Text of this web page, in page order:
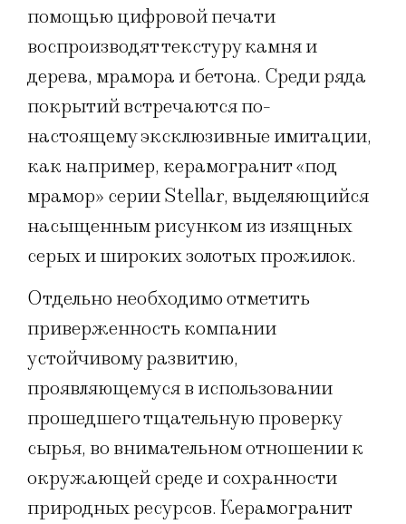
помощью цифровой печати
воспроизводят текстуру камня и
дерева, мрамора и бетона. Среди ряда
покрытий встречаются по-
настоящему эксклюзивные имитации,
как например, керамогранит «под
мрамор» серии Stellar, выделяющийся
насыщенным рисунком из изящных
серых и широких золотых прожилок.
Отдельно необходимо отметить
приверженность компании
устойчивому развитию,
проявляющемуся в использовании
прошедшего тщательную проверку
сырья, во внимательном отношении к
окружающей среде и сохранности
природных ресурсов. Керамогранит